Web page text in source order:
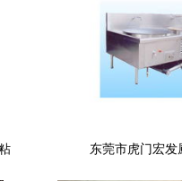
东莞市虎门宏发